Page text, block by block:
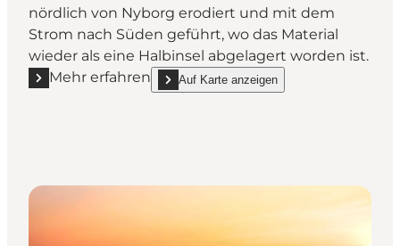
nördlich von Nyborg erodiert und mit dem
Strom nach Süden geführt, wo das Material
wieder als eine Halbinsel abgelagert worden ist.
Mehr erfahren
Mehr erfahren "Knudshoved Halvøen, Naturgebiet"
Auf Karte anzeigen
show Knudshoved Halvøen, Naturgebiet